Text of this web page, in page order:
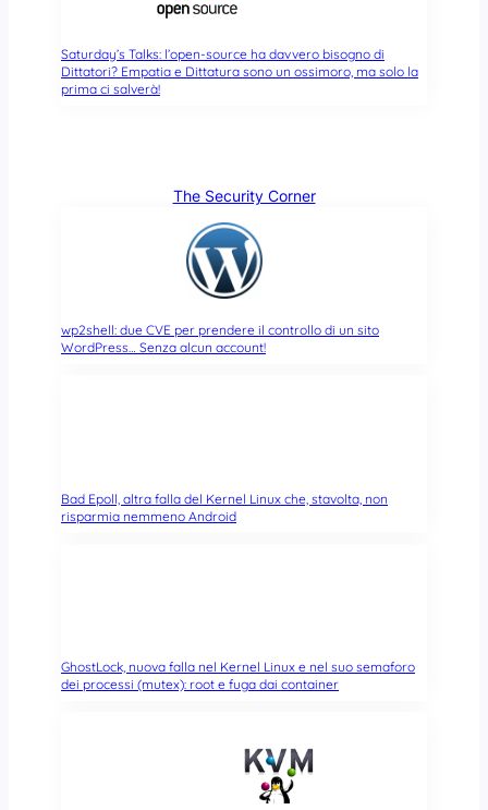
Saturday’s Talks: l’open-source ha davvero bisogno di
Dittatori? Empatia e Dittatura sono un ossimoro, ma solo la
prima ci salverà!
The Security Corner
wp2shell: due CVE per prendere il controllo di un sito
WordPress… Senza alcun account!
Bad Epoll, altra falla del Kernel Linux che, stavolta, non
risparmia nemmeno Android
GhostLock, nuova falla nel Kernel Linux e nel suo semaforo
dei processi (mutex): root e fuga dai container